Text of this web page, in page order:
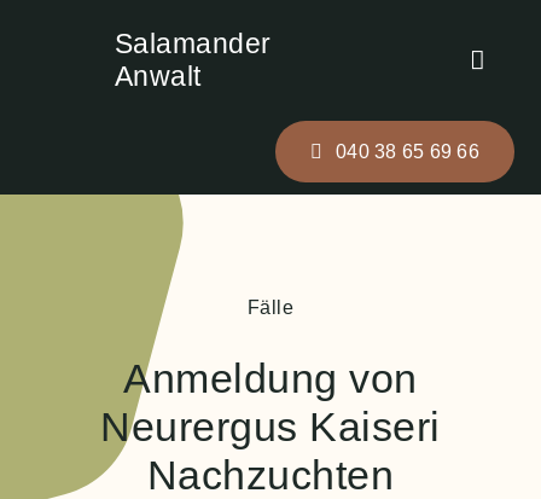
Salamander
Anwalt
Toggle
Rechtsschutz
040 38 65 69 66
Fälle
Anmeldung von
Neurergus Kaiseri
Nachzuchten